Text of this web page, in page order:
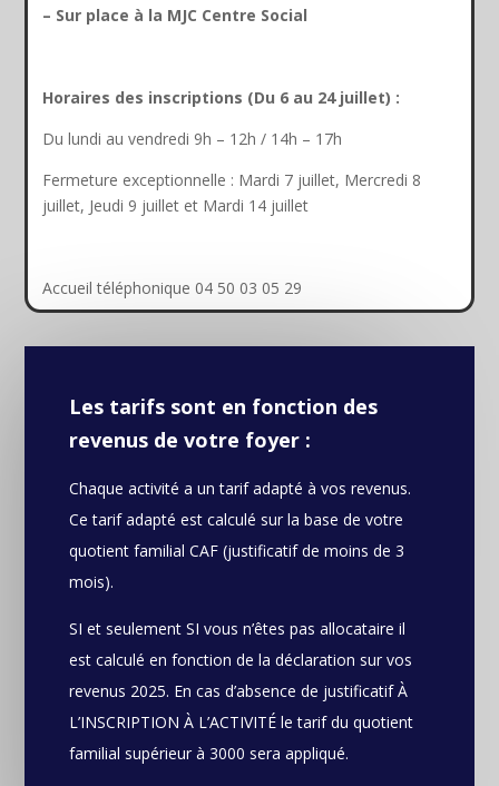
– Sur place à la MJC Centre Social
Horaires des inscriptions (Du 6 au 24 juillet) :
Du lundi au vendredi 9h – 12h / 14h – 17h
Fermeture exceptionnelle : Mardi 7 juillet, Mercredi 8
juillet, Jeudi 9 juillet et Mardi 14 juillet
Accueil téléphonique 04 50 03 05 29
Les tarifs sont en fonction des
revenus de votre foyer :
Chaque activité a un tarif adapté à vos revenus.
Ce tarif adapté est calculé sur la base de votre
quotient familial CAF (justificatif de moins de 3
mois).
SI et seulement SI vous n’êtes pas allocataire il
est calculé en fonction de la déclaration sur vos
revenus 2025. En cas d’absence de justificatif À
L’INSCRIPTION À L’ACTIVITÉ le tarif du quotient
familial supérieur à 3000 sera appliqué.